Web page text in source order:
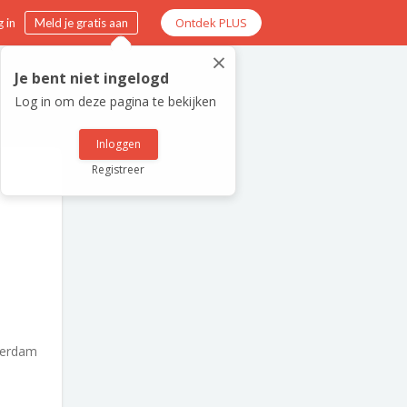
in Meld je gratis aan Ontdek PLUS
×
Je bent niet ingelogd
Log in om deze pagina te bekijken
Inloggen
Registreer